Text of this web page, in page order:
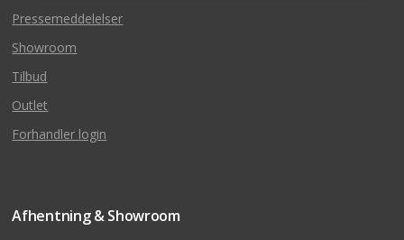
Pressemeddelelser
Showroom
Tilbud
Outlet
Forhandler login
Afhentning & Showroom